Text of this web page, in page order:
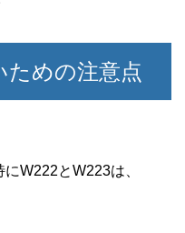
ための注意点
W222とW223は、